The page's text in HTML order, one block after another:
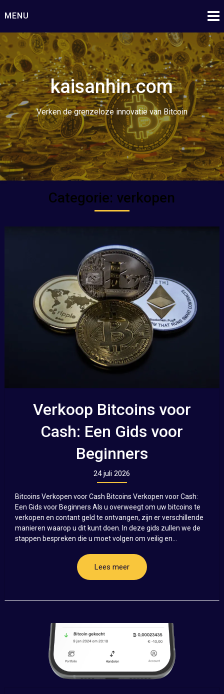
naar
inhoud
MENU
kaisanhin.com
Verken de grenzeloze innovatie van Bitcoin
Categorie: verkopen
Verkoop Bitcoins voor
Cash: Een Gids voor
Beginners
24 juli 2026
Bitcoins Verkopen voor Cash Bitcoins Verkopen voor Cash:
Een Gids voor Beginners Als u overweegt om uw bitcoins te
verkopen en contant geld te ontvangen, zijn er verschillende
manieren waarop u dit kunt doen. In deze gids zullen we de
stappen bespreken die u moet volgen om veilig en...
Lees meer